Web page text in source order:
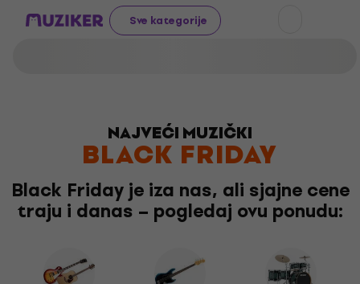
Sve kategorije
NAJVEĆI MUZIČKI
BLACK FRIDAY
Black Friday je iza nas, ali sjajne cene
traju i danas – pogledaj ovu ponudu: